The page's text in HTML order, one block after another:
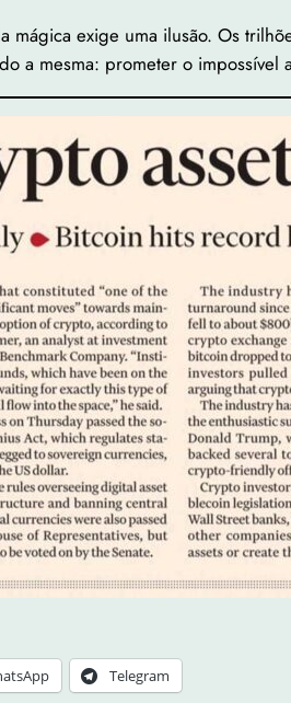
exige uma ilusão. Os
a mesma: prometer o
Telegram